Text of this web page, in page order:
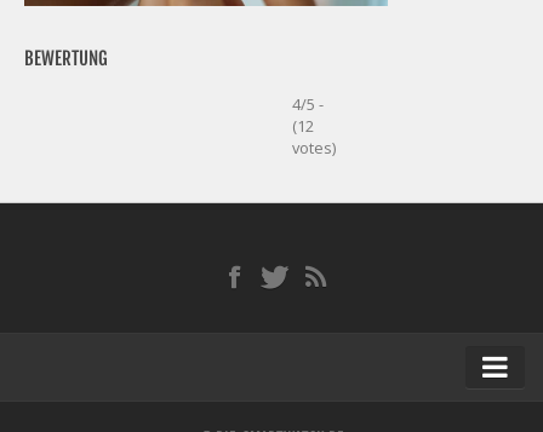
BEWERTUNG
4/5 -
(12
votes)